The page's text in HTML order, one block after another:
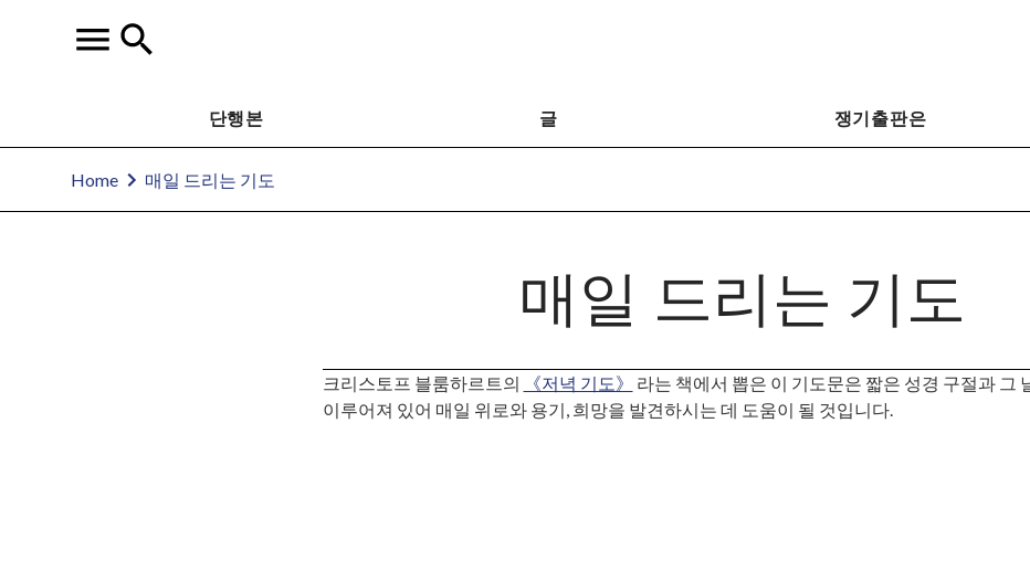
단행본 글 쟁기출판은
Home 매일 드리는 기도
매일 드리는 기도
크리스토프 블룸하르트의 《저녁 기도》
라는 책에서 뽑은 이 기도문은 짧은 성경 구절과 그
이루어져 있어 매일 위로와 용기, 희망을 발견하시는 데 도움이 될 것입니다.